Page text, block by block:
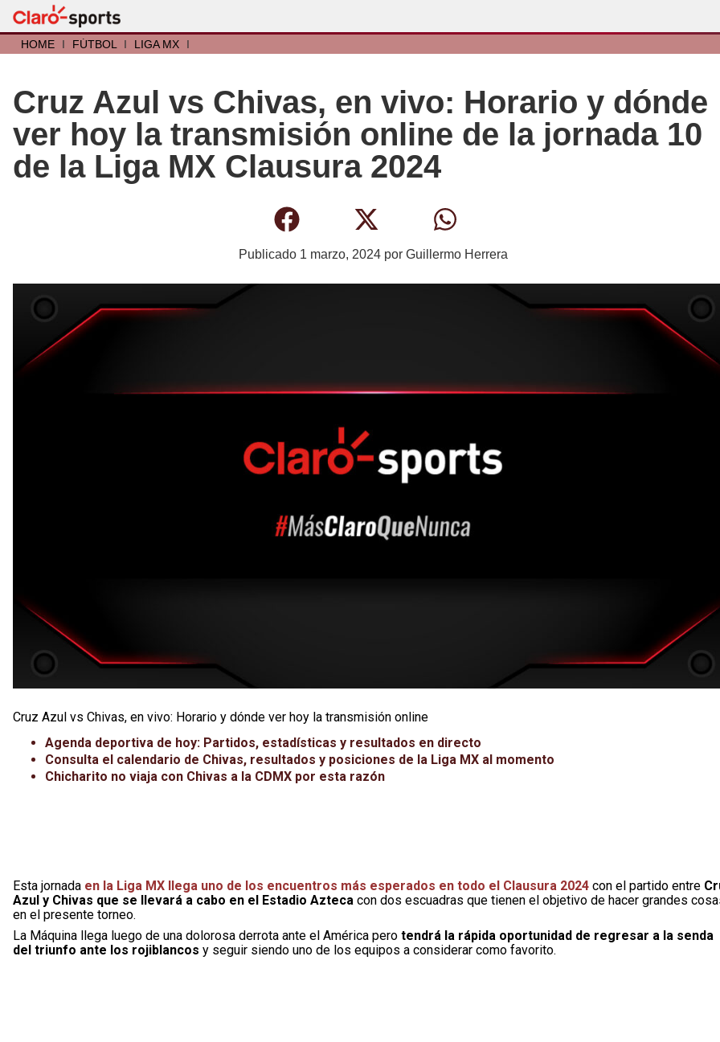
HOME I FÚTBOL I LIGA MX I
Cruz Azul vs Chivas, en vivo: Horario y dónde
ver hoy la transmisión online de la jornada 10
de la Liga MX Clausura 2024
Publicado 1 marzo, 2024por Guillermo Herrera
Cruz Azul vs Chivas, en vivo: Horario y dónde ver hoy la transmisión online
Agenda deportiva de hoy: Partidos, estadísticas y resultados en directo
Consulta el calendario de Chivas, resultados y posiciones de la Liga MX al momento
Chicharito no viaja con Chivas a la CDMX por esta razón
Esta jornada en la Liga MX llega uno de los encuentros más esperados en todo el Clausura 2024 con el partido entre
Azul y Chivas que se llevará a cabo en el Estadio Azteca con dos escuadras que tienen el objetivo de hacer grandes
en el presente torneo.
La Máquina llega luego de una dolorosa derrota ante el América pero tendrá la rápida oportunidad de regresar a la senda
del triunfo ante los rojiblancos y seguir siendo uno de los equipos a considerar como favorito.